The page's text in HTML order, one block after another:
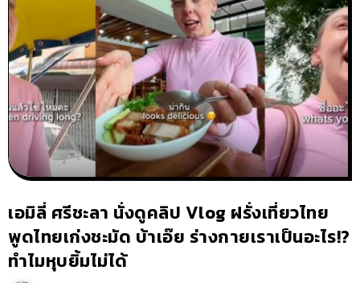
เอมิลี่ ศรีชะลา นั่งดูคลิป Vlog ฝรั่งเที่ยวไทย
พูดไทยเก่งชะมัด บ้าเอ๊ย ร่างกายเราเป็นอะไร!?
ทำไมหุบยิ้มไม่ได้